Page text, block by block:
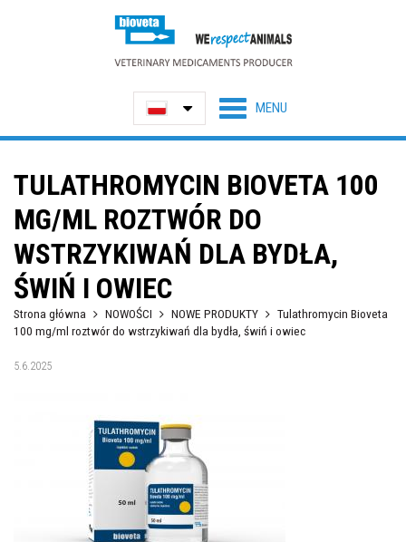
TULATHROMYCIN BIOVETA 100
MG/ML ROZTWÓR DO
WSTRZYKIWAŃ DLA BYDŁA,
ŚWIŃ I OWIEC
Strona główna NOWOŚCI NOWE PRODUKTY
Tulathromycin Bioveta
100 mg/ml roztwór do wstrzykiwań dla bydła, świń i owiec
5.6.2025